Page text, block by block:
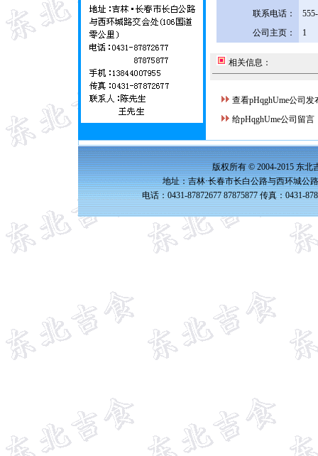
联系电话：
公司主页：
1
相关信息：
查看pHqghUme公司发
给pHqghUme公司留言
版权所有 © 2004-2015 东北
地址：吉林·长春市长白公路与西环城公
电话：0431-87872677 87875877 传真：0431-